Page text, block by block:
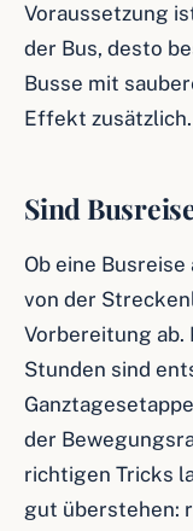
Voraussetzung
der Bus, desto
Busse mit
Effekt zusätzlich.
Sind
Ob eine
von der
Vorbereitung ab.
Stunden sind
der
richtigen Tricks
gut überstehen: